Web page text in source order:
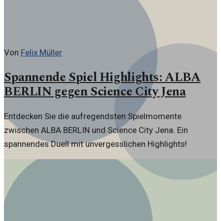
Von Felix Müller
Spannende Spiel Highlights: ALBA
BERLIN gegen Science City Jena
Entdecken Sie die aufregendsten Spielmomente
zwischen ALBA BERLIN und Science City Jena. Ein
spannendes Duell mit unvergesslichen Highlights!